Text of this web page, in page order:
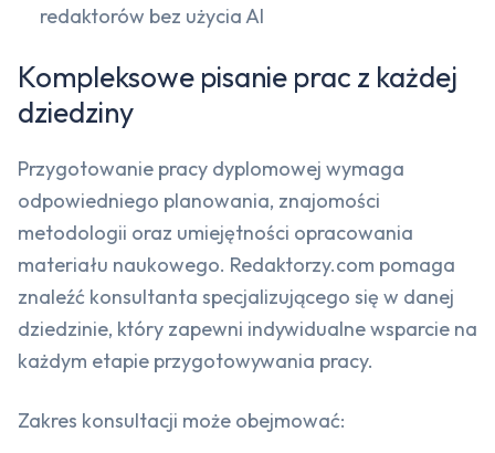
redaktorów bez użycia AI
Kompleksowe pisanie prac z każdej
dziedziny
Przygotowanie pracy dyplomowej wymaga
odpowiedniego planowania, znajomości
metodologii oraz umiejętności opracowania
materiału naukowego. Redaktorzy.com pomaga
znaleźć konsultanta specjalizującego się w danej
dziedzinie, który zapewni indywidualne wsparcie na
każdym etapie przygotowywania pracy.
Zakres konsultacji może obejmować: